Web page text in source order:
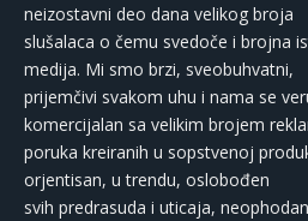
neizostavni deo dana velikog broja
slušalaca o čemu svedoče i brojna
medija. Mi smo brzi, sveobuhvatni,
prijemčivi svakom uhu i nama se
komercijalan sa velikim brojem
poruka kreiranih u sopstvenoj
orjentisan, u trendu, oslobođen
svih predrasuda i uticaja,